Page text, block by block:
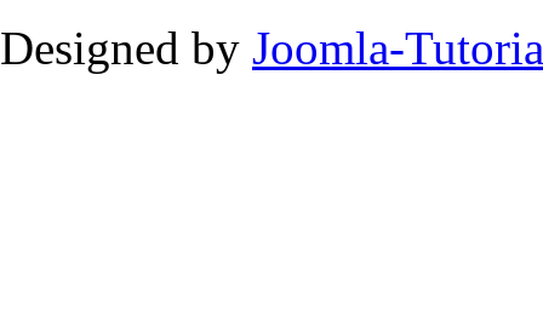
Designed by Joomla-